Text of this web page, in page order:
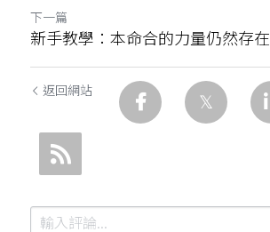
下一篇
新手教學：本命合的力量仍然存在
返回網站